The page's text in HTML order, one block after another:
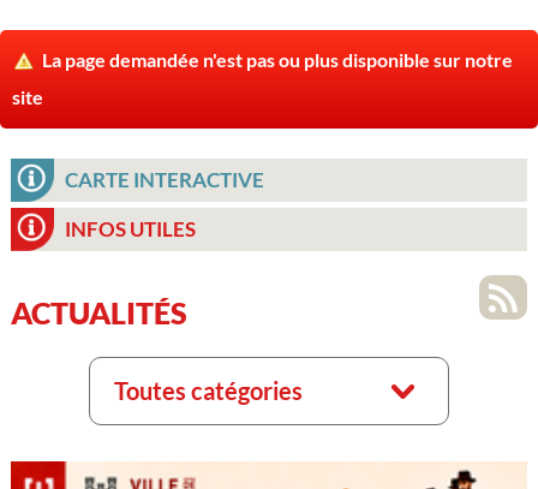
La page demandée n'est pas ou plus disponible sur notre
site
CARTE INTERACTIVE
INFOS UTILES
ACTUALITÉS
Toutes catégories